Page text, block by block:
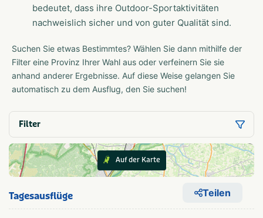
bedeutet, dass ihre Outdoor-Sportaktivitäten
nachweislich sicher und von guter Qualität sind.
Suchen Sie etwas Bestimmtes? Wählen Sie dann mithilfe der
Filter eine Provinz Ihrer Wahl aus oder verfeinern Sie sie
anhand anderer Ergebnisse. Auf diese Weise gelangen Sie
automatisch zu dem Ausflug, den Sie suchen!
Filter
Auf der Karte
Tagesausflüge Teilen